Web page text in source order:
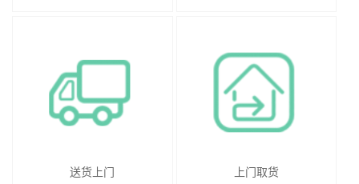
送货上门 上门取货